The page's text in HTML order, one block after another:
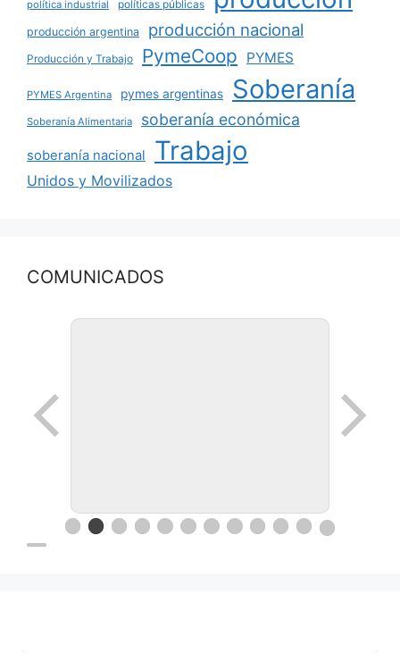
política industrial políticas públicas
producción argentina producción nacional
Producción y Trabajo PymeCoop PYMES
PYMES Argentina pymes argentinas Soberanía
Soberanía Alimentaria soberanía económica
soberanía nacional Trabajo
Unidos y Movilizados
COMUNICADOS